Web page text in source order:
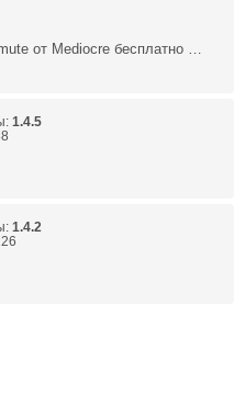
от Mediocre бесплатно …
1.4.5
1.4.2